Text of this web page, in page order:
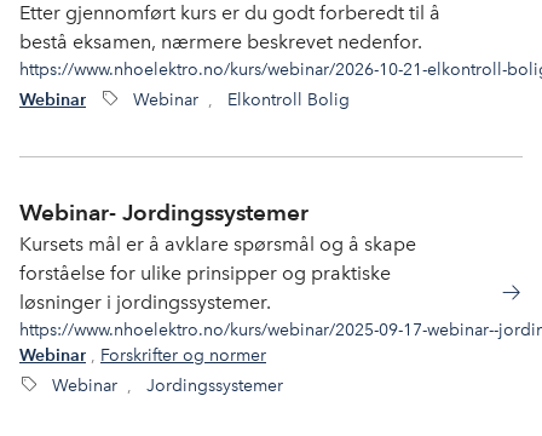
Etter gjennomført kurs er du godt forberedt til å
bestå eksamen, nærmere beskrevet nedenfor.
https://www.nhoelektro.no/kurs/webinar/2026-10-21-elkontroll-
Webinar Webinar , Elkontroll Bolig
Webinar- Jordingssystemer
Kursets mål er å avklare spørsmål og å skape
forståelse for ulike prinsipper og praktiske
løsninger i jordingssystemer.
https://www.nhoelektro.no/kurs/webinar/2025-09-17-webinar--
Webinar , Forskrifter og normer
Webinar , Jordingssystemer